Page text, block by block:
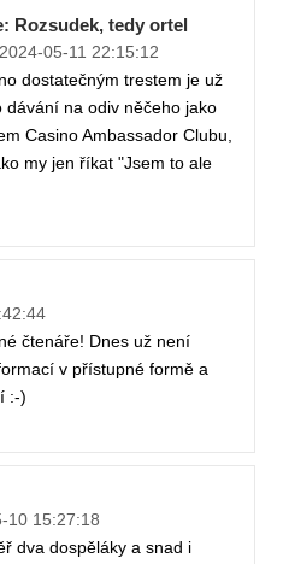
Rozsudek, tedy ortel
2024-05-11 22:15:12
dostatečným trestem je už
dávání na odiv něčeho jako
Casino Ambassador Clubu,
my jen říkat "Jsem to ale
čtenáře! Dnes už není
v přístupné formě a
:-)
10 15:27:18
dva dospěláky a snad i